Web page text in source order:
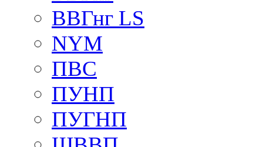
ВВГнг LS
NYM
ПВС
ПУНП
ПУГНП